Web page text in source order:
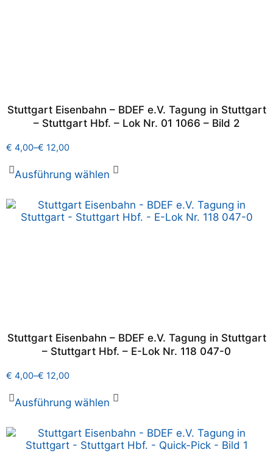
Stuttgart Eisenbahn – BDEF e.V. Tagung in Stuttgart
– Stuttgart Hbf. – Lok Nr. 01 1066 – Bild 2
€ 4,00–€ 12,00
Ausführung wählen
Stuttgart Eisenbahn – BDEF e.V. Tagung in Stuttgart
– Stuttgart Hbf. – E-Lok Nr. 118 047-0
€ 4,00–€ 12,00
Ausführung wählen